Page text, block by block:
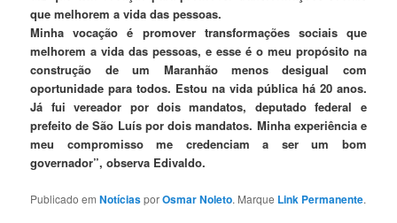
que melhorem a vida das pessoas.
Minha vocação é promover transformações sociais que
melhorem a vida das pessoas, e esse é o meu propósito na
construção de um Maranhão menos desigual com
oportunidade para todos. Estou na vida pública há 20 anos.
Já fui vereador por dois mandatos, deputado federal e
prefeito de São Luís por dois mandatos. Minha experiência e
meu compromisso me credenciam a ser um bom
governador”, observa Edivaldo.
Publicado emNotíciasporOsmar Noleto. Marque Link Permanente.